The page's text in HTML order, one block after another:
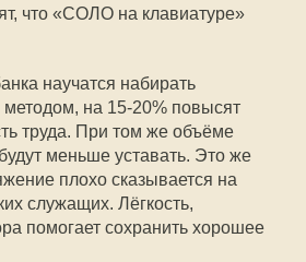
что «СОЛО на клавиатуре»
научатся набирать
на 15-20% повысят
труда. При том же объёме
меньше уставать. Это же
плохо сказывается на
служащих. Лёгкость,
помогает сохранить хорошее